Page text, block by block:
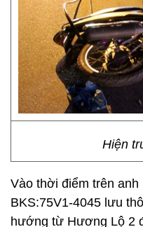
Hiện
Vào thời điểm trên
BKS:75V1-4045 lưu
hướng từ Hương Lộ 2